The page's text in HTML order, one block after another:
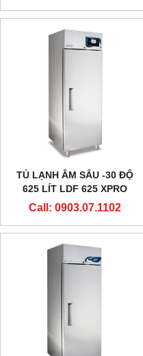
TỦ LẠNH ÂM SÂU -30 ĐỘ
625 LÍT LDF 625 XPRO
HÃNG EVERMED - Ý
Call: 0903.07.1102